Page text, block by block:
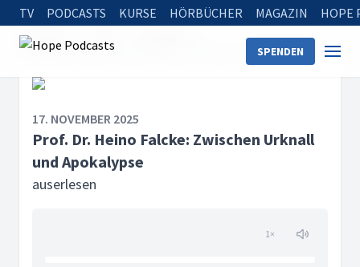
TV PODCASTS KURSE HÖRBÜCHER MAGAZIN HOPE
SPENDEN
Startseite
Prof. Dr. Heino Falcke: Zwischen Urknall und Apokalypse
17. NOVEMBER 2025
Prof. Dr. Heino Falcke: Zwischen Urknall
und Apokalypse
auserlesen
1×